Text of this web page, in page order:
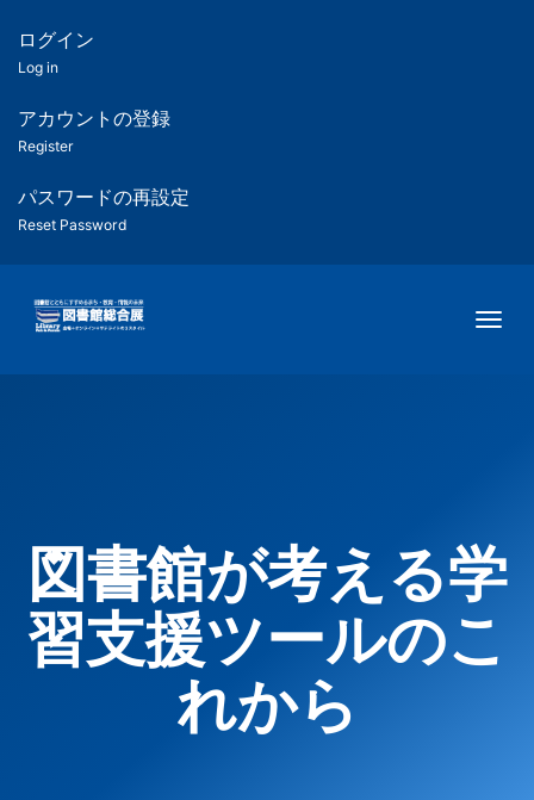
ツ
匿
名
ユ
ー
ー
用
メ
ログイン
Log in
アカウントの登録
Register
パスワードの再設定
Reset Password
図書館が考える学
習支援ツールのこ
れから